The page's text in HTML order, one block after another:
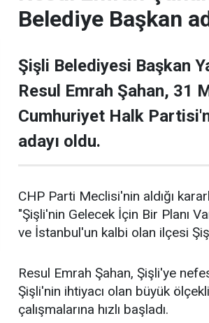
Belediye Başkan
Şişli Belediyesi Başkan
Resul Emrah Şahan, 31
Cumhuriyet Halk
adayı oldu.
CHP Parti Meclisi'nin aldığı
"Şişli'nin Gelecek İçin Bir Planı
ve İstanbul'un kalbi olan ilçesi
Resul Emrah Şahan, Şişli'ye
Şişli'nin ihtiyacı olan büyük
çalışmalarına hızlı başladı.